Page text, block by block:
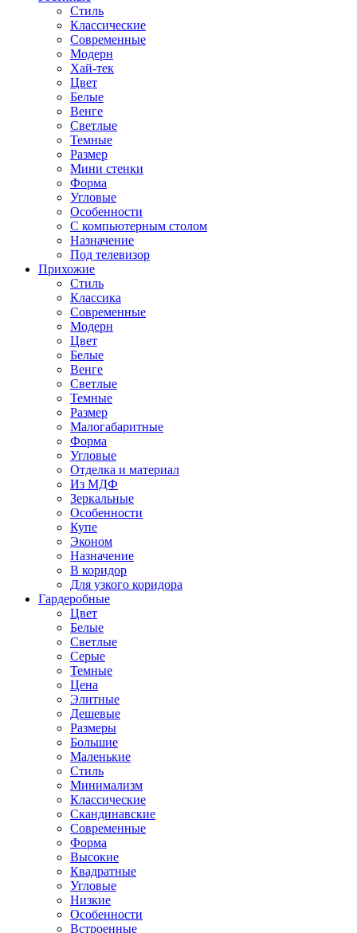
Стиль
Классические
Современные
Модерн
Хай-тек
Цвет
Белые
Венге
Светлые
Темные
Размер
Мини стенки
Форма
Угловые
Особенности
С компьютерным столом
Назначение
Под телевизор
Прихожие
Стиль
Классика
Современные
Модерн
Цвет
Белые
Венге
Светлые
Темные
Размер
Малогабаритные
Форма
Угловые
Отделка и материал
Из МДФ
Зеркальные
Особенности
Купе
Эконом
Назначение
В коридор
Для узкого коридора
Гардеробные
Цвет
Белые
Светлые
Серые
Темные
Цена
Элитные
Дешевые
Размеры
Большие
Маленькие
Стиль
Минимализм
Классические
Скандинавские
Современные
Форма
Высокие
Квадратные
Угловые
Низкие
Особенности
Встроенные